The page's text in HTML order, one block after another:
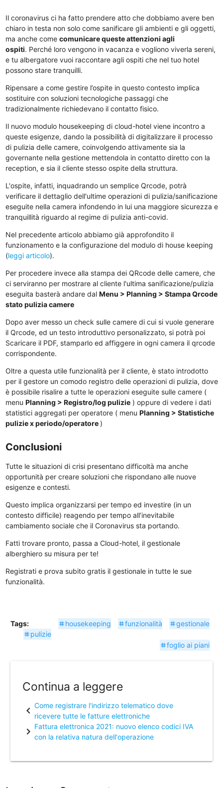
Il coronavirus ci ha fatto prendere atto che dobbiamo avere ben
chiaro in testa non solo come sanificare gli ambienti e gli oggetti,
ma anche come comunicare queste attenzioni agli
ospiti. Perché loro vengono in vacanza e vogliono viverla sereni,
e tu albergatore vuoi raccontare agli ospiti che nel tuo hotel
possono stare tranquilli.
Ripensare a come gestire l’ospite in questo contesto implica
sostituire con soluzioni tecnologiche passaggi che
tradizionalmente richiedevano il contatto fisico.
Il nuovo modulo housekeeping di cloud-hotel viene incontro a
queste esigenze, dando la possibilità di digitalizzare il processo
di pulizia delle camere, coinvolgendo attivamente sia la
governante nella gestione mettendola in contatto diretto con la
reception, e sia il cliente stesso ospite della struttura.
L'ospite, infatti, inquadrando un semplice Qrcode, potrà
verificare il dettaglio dell'ultime operazioni di pulizia/sanificazione
eseguite nella camera infondendo in lui una maggiore sicurezza e
tranquillità riguardo al regime di pulizia anti-covid.
Nel precedente articolo abbiamo già approfondito il
funzionamento e la configurazione del modulo di house keeping
(leggi articolo).
Per procedere invece alla stampa dei QRcode delle camere, che
ci serviranno per mostrare al cliente l'ultima sanificazione/pulizia
eseguita basterà andare dal Menu > Planning > Stampa Qrcode
stato pulizia camere
Dopo aver messo un check sulle camere di cui si vuole generare
il Qrcode, ed un testo introduttivo personalizzato, si potrà poi
Scaricare il PDF, stamparlo ed affiggere in ogni camera il qrcode
corrispondente.
Oltre a questa utile funzionalità per il cliente, è stato introdotto
per il gestore un comodo registro delle operazioni di pulizia, dove
è possibile risalire a tutte le operazioni eseguite sulle camere (
menu Planning > Registro/log pulizie) oppure di vedere i dati
statistici aggregati per operatore ( menu Planning > Statistiche
pulizie x periodo/operatore)
Conclusioni
Tutte le situazioni di crisi presentano difficoltà ma anche
opportunità per creare soluzioni che rispondano alle nuove
esigenze e contesti.
Questo implica organizzarsi per tempo ed investire (in un
contesto difficile) reagendo per tempo all’inevitabile
cambiamento sociale che il Coronavirus sta portando.
Fatti trovare pronto, passa a Cloud-hotel, il gestionale
alberghiero su misura per te!
Registrati e prova subito gratis il gestionale in tutte le sue
funzionalità.
Tags: taggestionale
tagfunzionalità
tag housekeeping
tag pulizie
tagfoglio ai piani
Continua a leggere
chevron_left Come registrare l'indirizzo telematico dove
ricevere tutte le fatture elettroniche
chevron_right Fattura elettronica 2021: nuovo elenco codici IVA
con la relativa natura dell'operazione